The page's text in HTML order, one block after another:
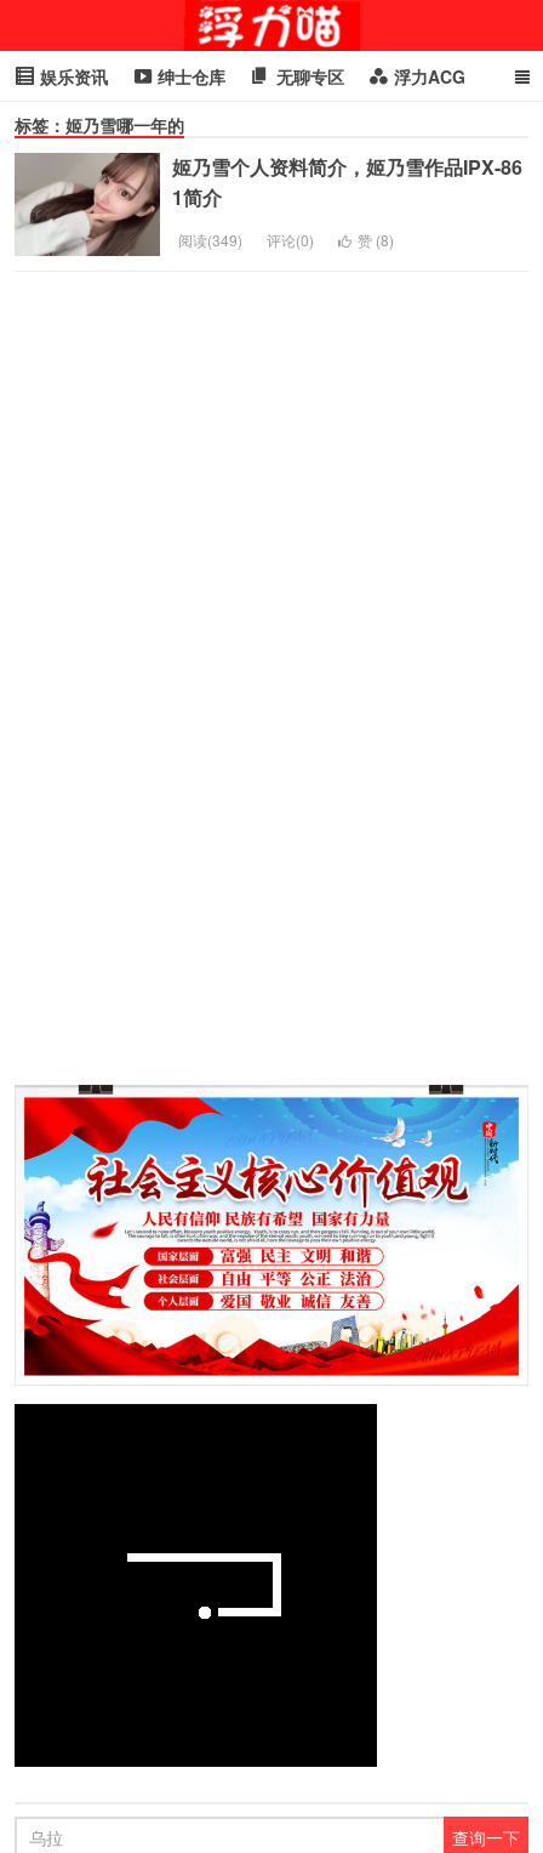
娱乐资讯 绅士仓库 无聊专区 浮力ACG
浮力GIF 明星头条
cosplay
标签：姬乃雪哪一年的
姬乃雪个人资料简介，姬乃雪作品IPX-86
1简介
阅读(349) 评论(0) 赞 (8)